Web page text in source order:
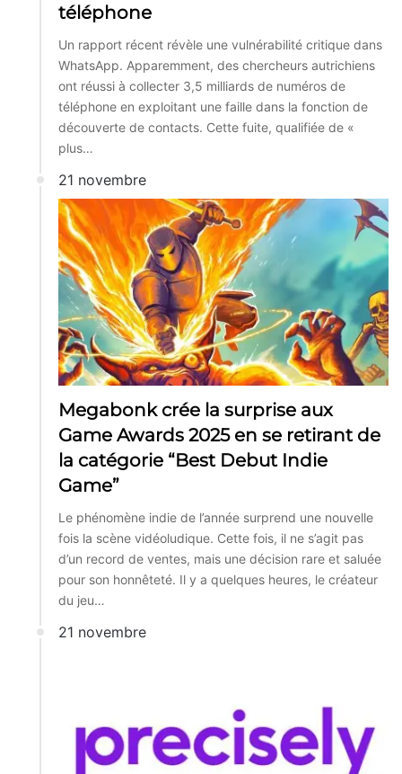
téléphone
Un rapport récent révèle une vulnérabilité critique dans
WhatsApp. Apparemment, des chercheurs autrichiens
ont réussi à collecter 3,5 milliards de numéros de
téléphone en exploitant une faille dans la fonction de
découverte de contacts. Cette fuite, qualifiée de «
plus…
21 novembre
Megabonk crée la surprise aux
Game Awards 2025 en se retirant de
la catégorie “Best Debut Indie
Game”
Le phénomène indie de l’année surprend une nouvelle
fois la scène vidéoludique. Cette fois, il ne s’agit pas
d’un record de ventes, mais une décision rare et saluée
pour son honnêteté. Il y a quelques heures, le créateur
du jeu…
21 novembre